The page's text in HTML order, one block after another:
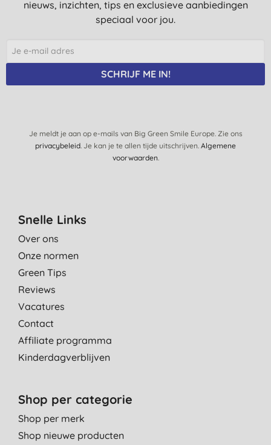
fijne zeep
C. T., Workum
14-10-2020
D. K. V., Deventer
18-9-2020
verukkelijke geur
nieuws, inzichten, tips en exclusieve aanbiedingen
speciaal voor jou.
SCHRIJF ME IN!
Je meldt je aan op e-mails van Big Green Smile Europe. Zie ons
privacybeleid. Je kan je te allen tijde uitschrijven. Algemene
voorwaarden.
Snelle Links
Over ons
Onze normen
Green Tips
Reviews
Vacatures
Contact
Affiliate programma
Kinderdagverblijven
Shop per categorie
Shop per merk
Shop nieuwe producten